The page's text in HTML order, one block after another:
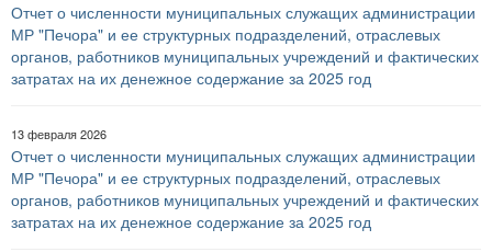
Отчет о численности муниципальных служащих администрации
МР "Печора" и ее структурных подразделений, отраслевых
органов, работников муниципальных учреждений и фактических
затратах на их денежное содержание за 2025 год
13 февраля 2026
Отчет о численности муниципальных служащих администрации
МР "Печора" и ее структурных подразделений, отраслевых
органов, работников муниципальных учреждений и фактических
затратах на их денежное содержание за 2025 год